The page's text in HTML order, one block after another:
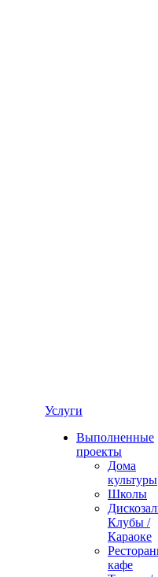
Услуги
Выполненные
проекты
Дома
культуры
Школы
Клубы /
Караоке
кафе